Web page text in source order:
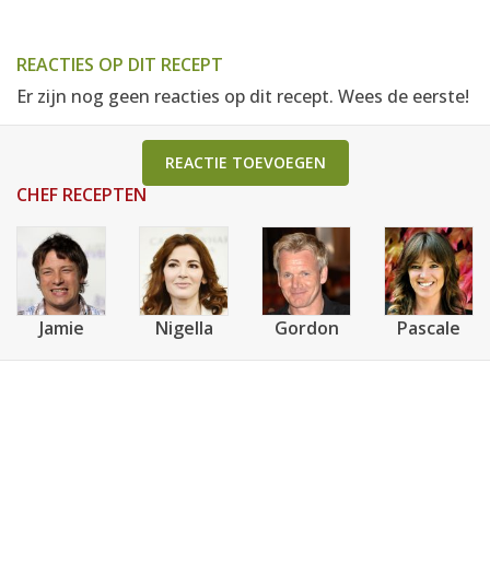
REACTIES OP DIT RECEPT
Er zijn nog geen reacties op dit recept. Wees de eerste!
REACTIE TOEVOEGEN
CHEF RECEPTEN
Jamie Nigella Gordon Pascale